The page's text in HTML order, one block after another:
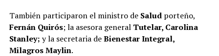
También participaron el ministro de Saludporteño,
Fernán Quirós; la asesora general Tutelar, Carolina
Stanley; y la secretaria deBienestar Integral,
Milagros Maylin.